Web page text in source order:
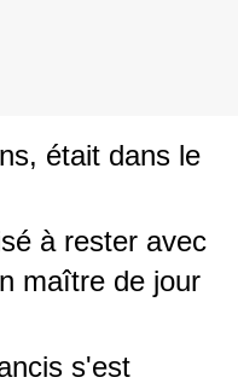
était dans le
à rester avec
maître de jour
s'est